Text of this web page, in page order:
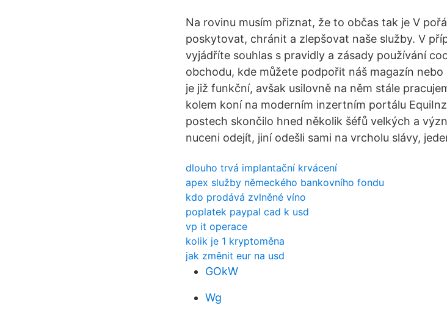
Na rovinu musím přiznat, že to občas tak je V
poskytovat, chránit a zlepšovat naše služby. V
vyjádříte souhlas s pravidly a zásady používání
obchodu, kde můžete podpořit náš magazín
je již funkční, avšak usilovně na něm stále
kolem koní na moderním inzertním portálu
postech skončilo hned několik šéfů velkých a
nuceni odejít, jiní odešli sami na vrcholu slávy,
dlouho trvá implantační krvácení
apex služby německého bankovního fondu
kdo prodává zvlněné víno
poplatek paypal cad k usd
vp it operace
kolik je 1 kryptoměna
jak změnit eur na usd
GOkW
Wg